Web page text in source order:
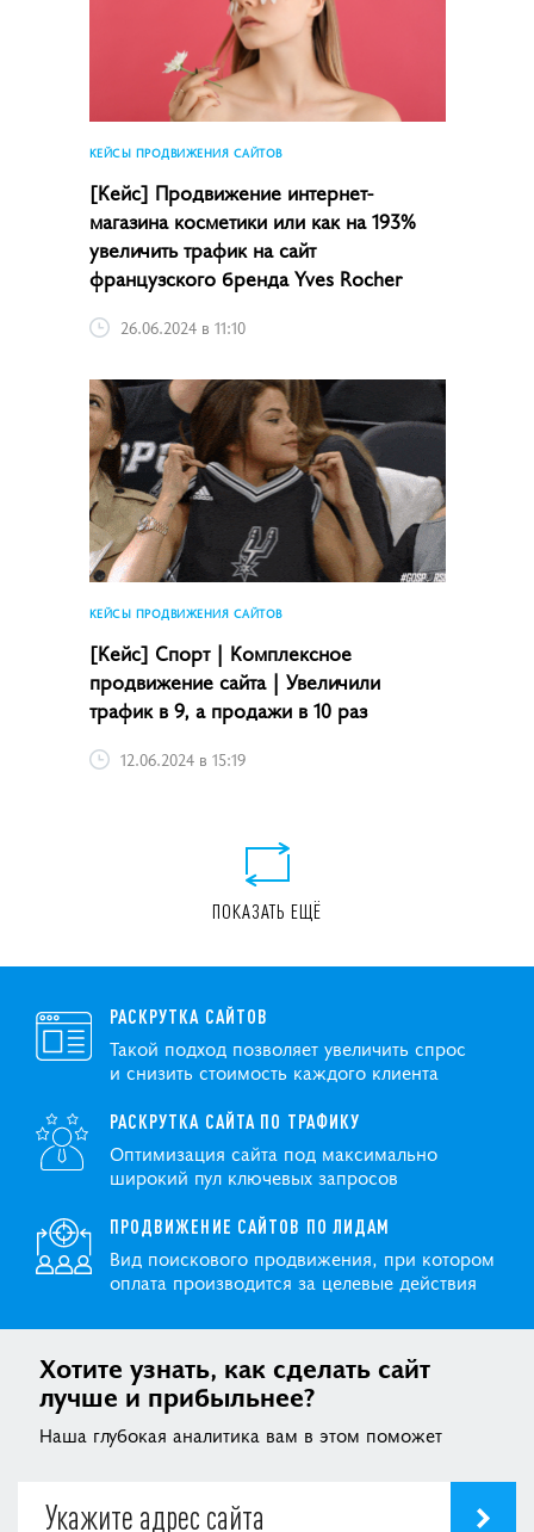
КЕЙСЫ ПРОДВИЖЕНИЯ САЙТОВ
[Кейс] Продвижение интернет-
магазина косметики или как на 193%
увеличить трафик на сайт
французского бренда Yves Rocher
26.06.2024 в 11:10
КЕЙСЫ ПРОДВИЖЕНИЯ САЙТОВ
[Кейс] Спорт | Комплексное
продвижение сайта | Увеличили
трафик в 9, а продажи в 10 раз
12.06.2024 в 15:19
ПОКАЗАТЬ ЕЩЁ
РАСКРУТКА САЙТОВ
Такой подход позволяет увеличить спрос
и снизить стоимость каждого клиента
РАСКРУТКА САЙТА ПО ТРАФИКУ
Оптимизация сайта под максимально
широкий пул ключевых запросов
ПРОДВИЖЕНИЕ САЙТОВ ПО ЛИДАМ
Вид поискового продвижения, при котором
оплата производится за целевые действия
Хотите узнать, как сделать сайт
лучше и прибыльнее?
Наша глубокая аналитика вам в этом поможет